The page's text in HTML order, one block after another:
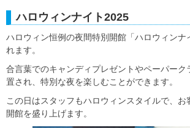
ハロウィンナイト2025
ハロウィン恒例の夜間特別開館「ハロウィンナ
れます。
合言葉でのキャンディプレゼントやペーパーク
置され、特別な夜を楽しむことができます。
この日はスタッフもハロウィンスタイルで、お
開館を盛り上げます。